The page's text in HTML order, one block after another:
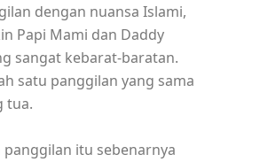
dengan nuansa Islami,
Papi Mami dan Daddy
sangat kebarat-baratan.
satu panggilan yang sama
tua.
panggilan itu sebenarnya